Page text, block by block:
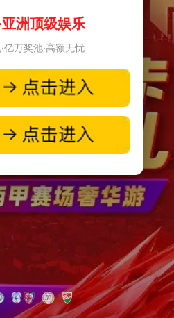
洲顶级娱乐
亿万奖池·高额无忧